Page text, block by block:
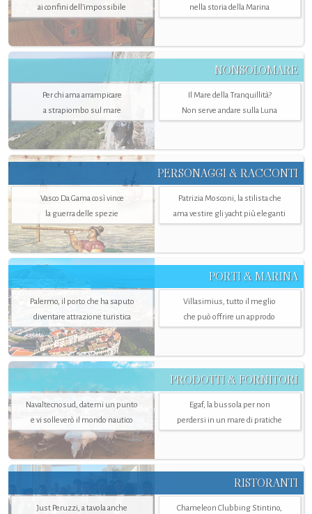
ai confini dell’impossibile
nella storia della Marina
NONSOLOMARE
Per chi ama arrampicare
a strapiombo sul mare
Il Mare della Tranquillità?
Non serve andare sulla Luna
PERSONAGGI & RACCONTI
Vasco Da Gama così vince
la guerra delle spezie
Patrizia Mosconi, la stilista che
ama vestire gli yacht più eleganti
PORTI & MARINA
Palermo, il porto che ha saputo
diventare attrazione turistica
Villasimius, tutto il meglio
che può offrire un approdo
PRODOTTI & FORNITORI
Navaltecnosud, datemi un punto
e vi solleverò il mondo nautico
Egaf, la bussola per non
perdersi in un mare di pratiche
RISTORANTI
Just Peruzzi, a tavola anche Chameleon Clubbing Stintino,